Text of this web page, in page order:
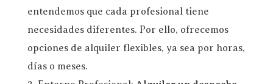
entendemos que cada profesional tiene
necesidades diferentes. Por ello, ofrecemos
opciones de alquiler flexibles, ya sea por horas,
días o meses.